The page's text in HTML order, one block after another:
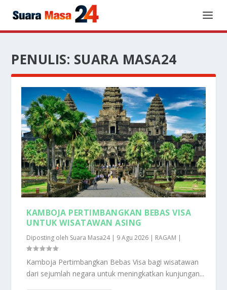
PENULIS: SUARA MASA24
KAMBOJA PERTIMBANGKAN BEBAS VISA
UNTUK WISATAWAN ASING
Diposting oleh Suara Masa24| 9 Agu 2026 | RAGAM |
Kamboja Pertimbangkan Bebas Visa bagi wisatawan
dari sejumlah negara untuk meningkatkan kunjungan...